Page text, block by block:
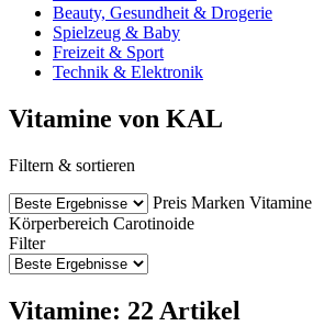
Beauty, Gesundheit & Drogerie
Spielzeug & Baby
Freizeit & Sport
Technik & Elektronik
Vitamine von KAL
Filtern & sortieren
Preis Marken Vitamine
Körperbereich Carotinoide
Filter
Vitamine: 22 Artikel